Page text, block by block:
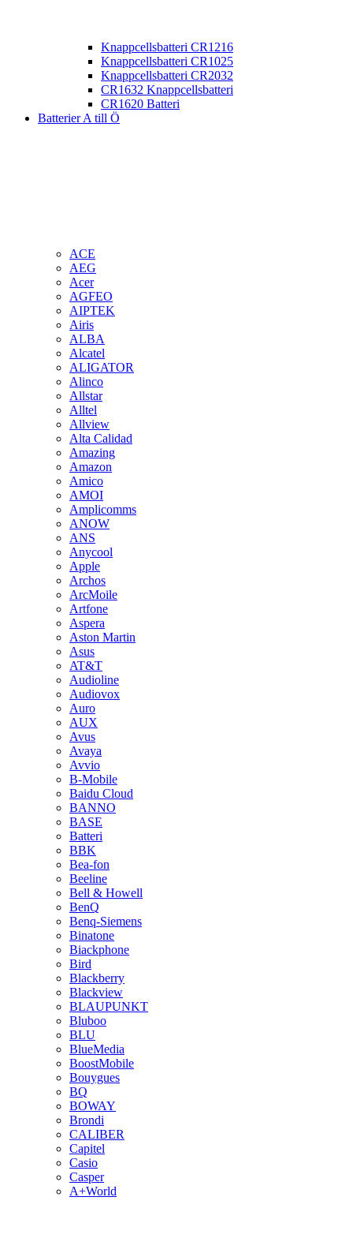
Knappcellsbatteri CR1216
Knappcellsbatteri CR1025
Knappcellsbatteri CR2032
CR1632 Knappcellsbatteri
CR1620 Batteri
Batterier A till Ö
ACE
AEG
Acer
AGFEO
AIPTEK
Airis
ALBA
Alcatel
ALIGATOR
Alinco
Allstar
Alltel
Allview
Alta Calidad
Amazing
Amazon
Amico
AMOI
Amplicomms
ANOW
ANS
Anycool
Apple
Archos
ArcMoile
Artfone
Aspera
Aston Martin
Asus
AT&T
Audioline
Audiovox
Auro
AUX
Avus
Avaya
Avvio
B-Mobile
Baidu Cloud
BANNO
BASE
Batteri
BBK
Bea-fon
Beeline
Bell & Howell
BenQ
Benq-Siemens
Binatone
Biackphone
Bird
Blackberry
Blackview
BLAUPUNKT
Bluboo
BLU
BlueMedia
BoostMobile
Bouygues
BQ
BOWAY
Brondi
CALIBER
Capitel
Casio
Casper
A+World